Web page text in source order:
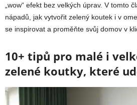
„wow“ efekt bez velkých úprav. V tomto
nápadů, jak vytvořit zelený koutek i v
se inspirovat a proměňte svůj domov v
10+ tipů pro malé i
zelené koutky, které